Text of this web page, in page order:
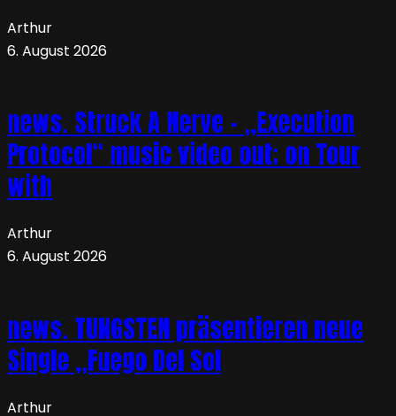
Arthur
6. August 2026
news. Struck A Nerve – „Execution
Protocol“ music video out; on Tour
with
Arthur
6. August 2026
news. TUNGSTEN präsentieren neue
Single „Fuego Del Sol
Arthur